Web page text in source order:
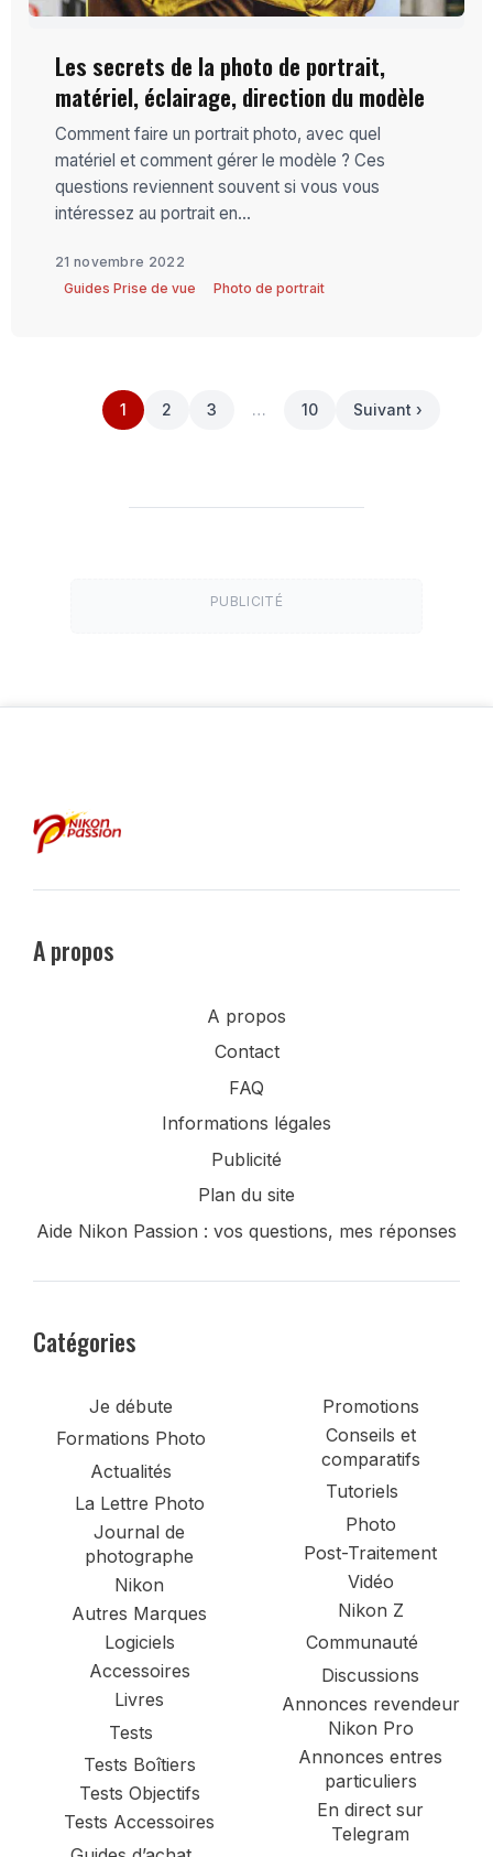
Les secrets de la photo de portrait,
matériel, éclairage, direction du modèle
Comment faire un portrait photo, avec quel
matériel et comment gérer le modèle ? Ces
questions reviennent souvent si vous vous
intéressez au portrait en...
21 novembre 2022
Guides Prise de vue
Photo de portrait
1 2 3 … 10 Suivant ›
PUBLICITÉ
A propos
A propos
Contact
FAQ
Informations légales
Publicité
Plan du site
Aide Nikon Passion : vos questions, mes réponses
Catégories
Je débute
Formations Photo
Actualités
La Lettre Photo
Journal de
photographe
Nikon
Autres Marques
Logiciels
Accessoires
Livres
Tests
Tests Boîtiers
Tests Objectifs
Tests Accessoires
Promotions
Conseils et
comparatifs
Tutoriels
Photo
Post-Traitement
Vidéo
Nikon Z
Communauté
Discussions
Annonces revendeur
Nikon Pro
Annonces entres
particuliers
En direct sur
Telegram